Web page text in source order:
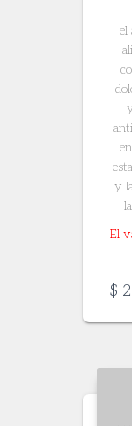
el
y
El
$